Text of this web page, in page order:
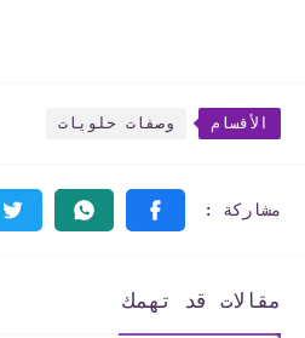
الأقسام وصفات حلويات
مقالات قد تهمك